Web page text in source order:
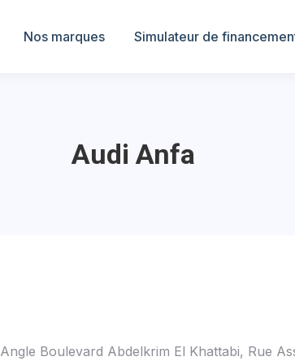
Nos marques Simulateur de
Audi Anfa
Angle Boulevard Abdelkrim El Khattabi, Rue